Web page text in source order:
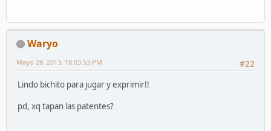
Waryo
#22
Mayo 28, 2013, 18:03:53 PM
Lindo bichito para jugar y exprimir!!
pd, xq tapan las patentes?